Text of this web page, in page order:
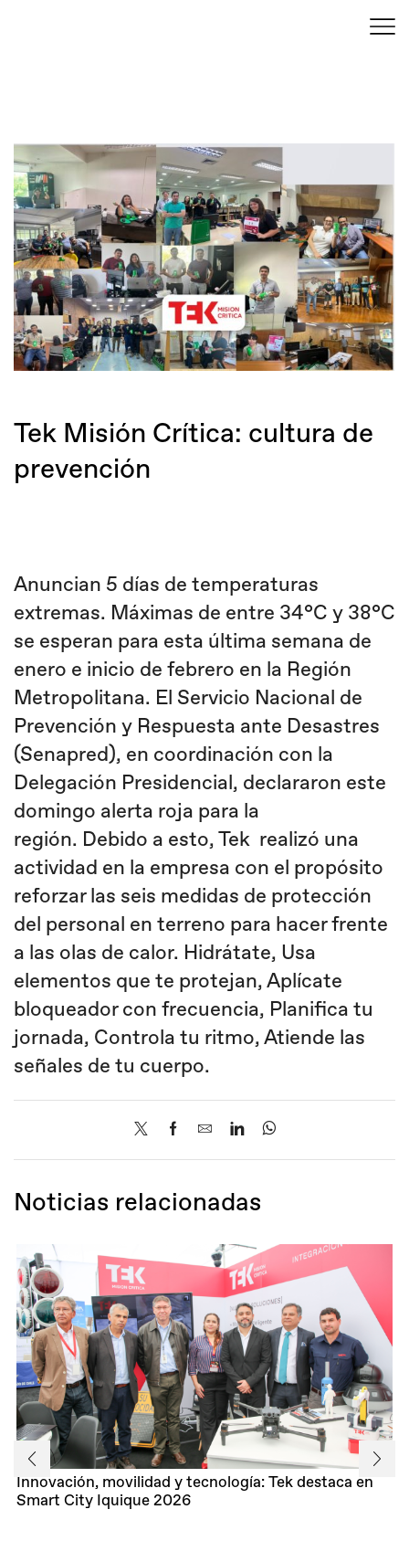
Tek Misión Crítica: cultura de
prevención
Anuncian 5 días de temperaturas
extremas. Máximas de entre 34°C y 38°C
se esperan para esta última semana de
enero e inicio de febrero en la Región
Metropolitana. El Servicio Nacional de
Prevención y Respuesta ante Desastres
(Senapred), en coordinación con la
Delegación Presidencial, declararon este
domingo alerta roja para la
región. Debido a esto, Tek realizó una
actividad en la empresa con el propósito
reforzar las seis medidas de protección
del personal en terreno para hacer frente
a las olas de calor. Hidrátate, Usa
elementos que te protejan, Aplícate
bloqueador con frecuencia, Planifica tu
jornada, Controla tu ritmo, Atiende las
señales de tu cuerpo.
Noticias relacionadas
Innovación, movilidad y tecnología: Tek destaca en
Smart City Iquique 2026